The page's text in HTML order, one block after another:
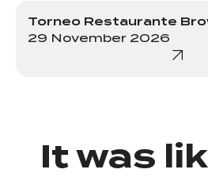
Torneo Restaurante
29 November 2026
It was